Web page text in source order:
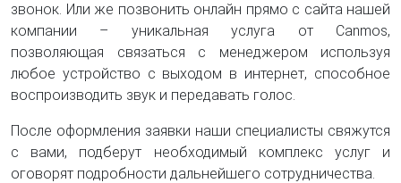
звонок. Или же позвонить онлайн прямо с сайта нашей
компании – уникальная услуга от Canmos,
позволяющая связаться с менеджером используя
любое устройство с выходом в интернет, способное
воспроизводить звук и передавать голос.
После оформления заявки наши специалисты свяжутся
с вами, подберут необходимый комплекс услуг и
оговорят подробности дальнейшего сотрудничества.